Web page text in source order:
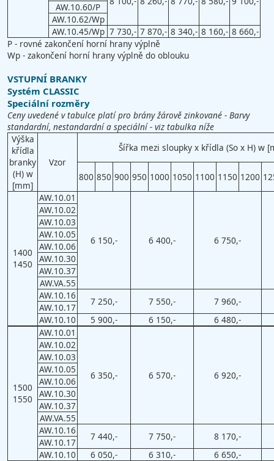
AW.10.60/P
AW.10.62/Wp
AW.10.45/Wp 7 730,- 7 870,- 8 340,- 8 160,- 8 660,-
P - rovné zakončení horní hrany výplně
Wp - zakončení horní hrany výplně do oblouku
VSTUPNÍ BRANKY
Systém CLASSIC
Speciální rozměry
Ceny uvedené v tabulce platí pro brány žárově zinkované - Barvy
standardní, nestandardní a speciální - viz tabulka níže
Výška
křídla
branky
(H) w
[mm]
Vzor
Šířka mezi sloupky x křídla (So x H) w
800 850 900 950 1000 1050 1100 1150 1200
1400
1450
AW.10.01
6 150,- 6 400,- 6 750,-
AW.10.02
AW.10.03
AW.10.05
AW.10.06
AW.10.30
AW.10.37
AW.VA.55
AW.10.16
7 250,- 7 550,- 7 960,-
AW.10.17
AW.10.10
5 900,- 6 150,- 6 480,-
1500
1550
AW.10.01
6 350,- 6 570,- 6 920,-
AW.10.02
AW.10.03
AW.10.05
AW.10.06
AW.10.30
AW.10.37
AW.VA.55
AW.10.16
7 440,- 7 750,- 8 170,-
AW.10.17
AW.10.10
6 050,- 6 310,- 6 650,-